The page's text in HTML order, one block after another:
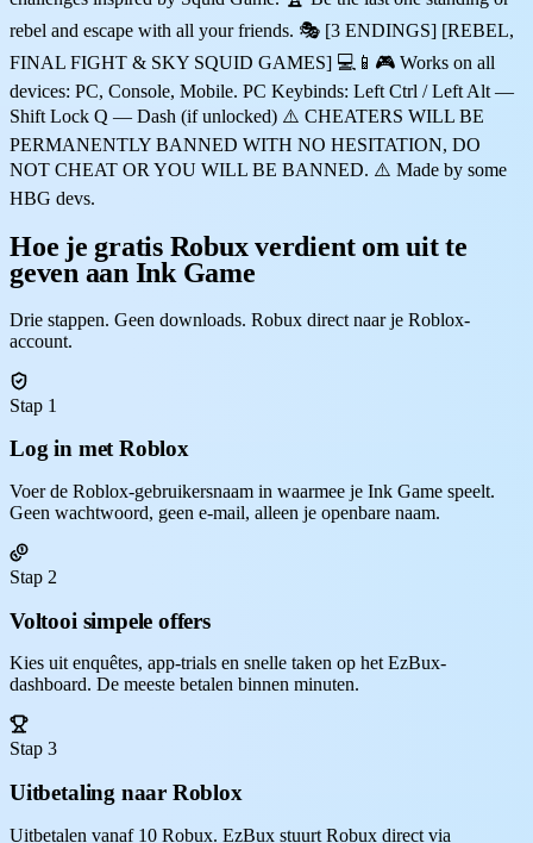
rebel and escape with all your friends. 🎭 [3 ENDINGS] [REBEL,
FINAL FIGHT & SKY SQUID GAMES] 💻📱🎮 Works on all
devices: PC, Console, Mobile. PC Keybinds: Left Ctrl / Left Alt —
Shift Lock Q — Dash (if unlocked) ⚠️ CHEATERS WILL BE
PERMANENTLY BANNED WITH NO HESITATION, DO
NOT CHEAT OR YOU WILL BE BANNED. ⚠️ Made by some
HBG devs.
Hoe je gratis Robux verdient om uit te
geven aan Ink Game
Drie stappen. Geen downloads. Robux direct naar je Roblox-
account.
Stap 1
Log in met Roblox
Voer de Roblox-gebruikersnaam in waarmee je Ink Game speelt.
Geen wachtwoord, geen e-mail, alleen je openbare naam.
Stap 2
Voltooi simpele offers
Kies uit enquêtes, app-trials en snelle taken op het EzBux-
dashboard. De meeste betalen binnen minuten.
Stap 3
Uitbetaling naar Roblox
Uitbetalen vanaf 10 Robux. EzBux stuurt Robux direct via